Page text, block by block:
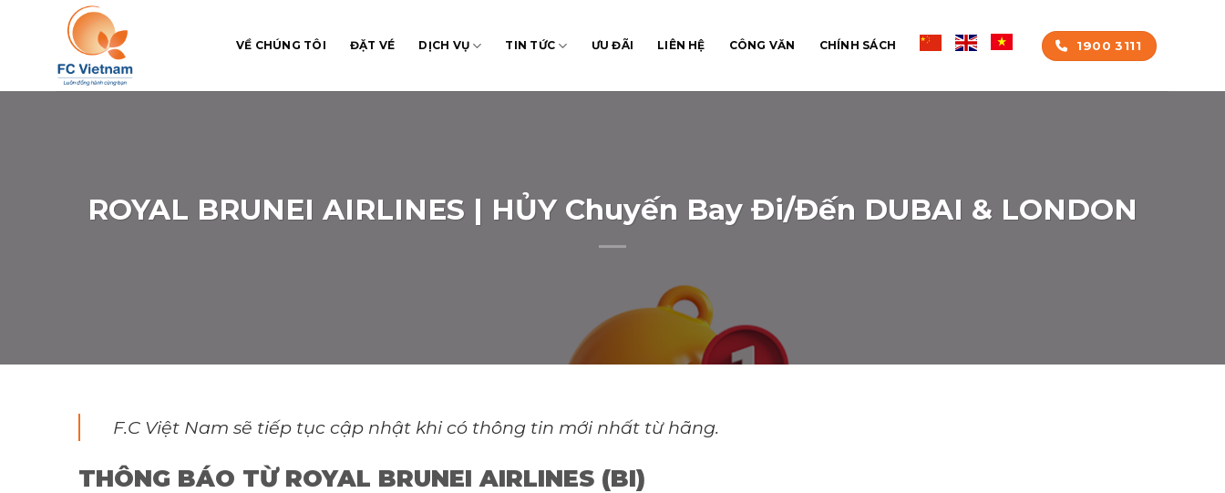
VỀ CHÚNG TÔI ĐẶT VÉ DỊCH VỤ TIN TỨC ƯU ĐÃI LIÊN HỆ CÔNG VĂN CHÍNH SÁCH 1900 3111
ROYAL BRUNEI AIRLINES | HỦY Chuyến Bay Đi/Đến DUBAI & LONDON
F.C Việt Nam sẽ tiếp tục cập nhật khi có thông tin mới nhất từ hãng.
THÔNG BÁO TỪ ROYAL BRUNEI AIRLINES (BI)